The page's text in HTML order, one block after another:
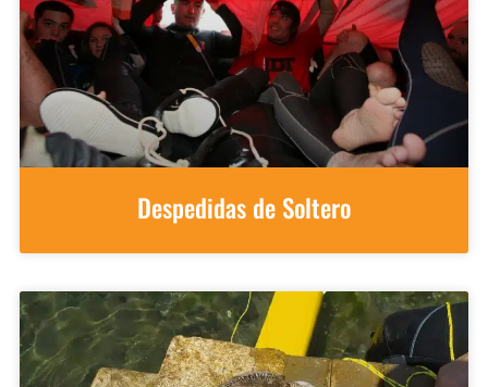
Despedidas de Soltero